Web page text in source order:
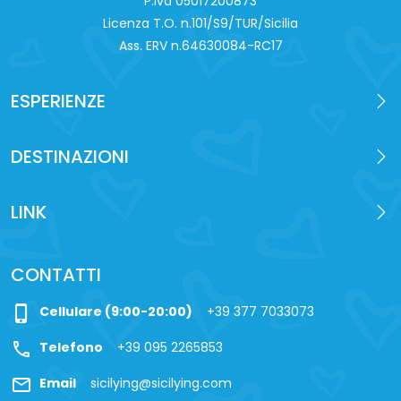
Licenza T.O. n.101/S9/TUR/Sicilia
Ass. ERV n.64630084-RC17
ESPERIENZE
DESTINAZIONI
LINK
CONTATTI
phone_iphone Cellulare (9:00-20:00) +39 377 7033073
call Telefono +39 095 2265853
mail Email sicilying@sicilying.com